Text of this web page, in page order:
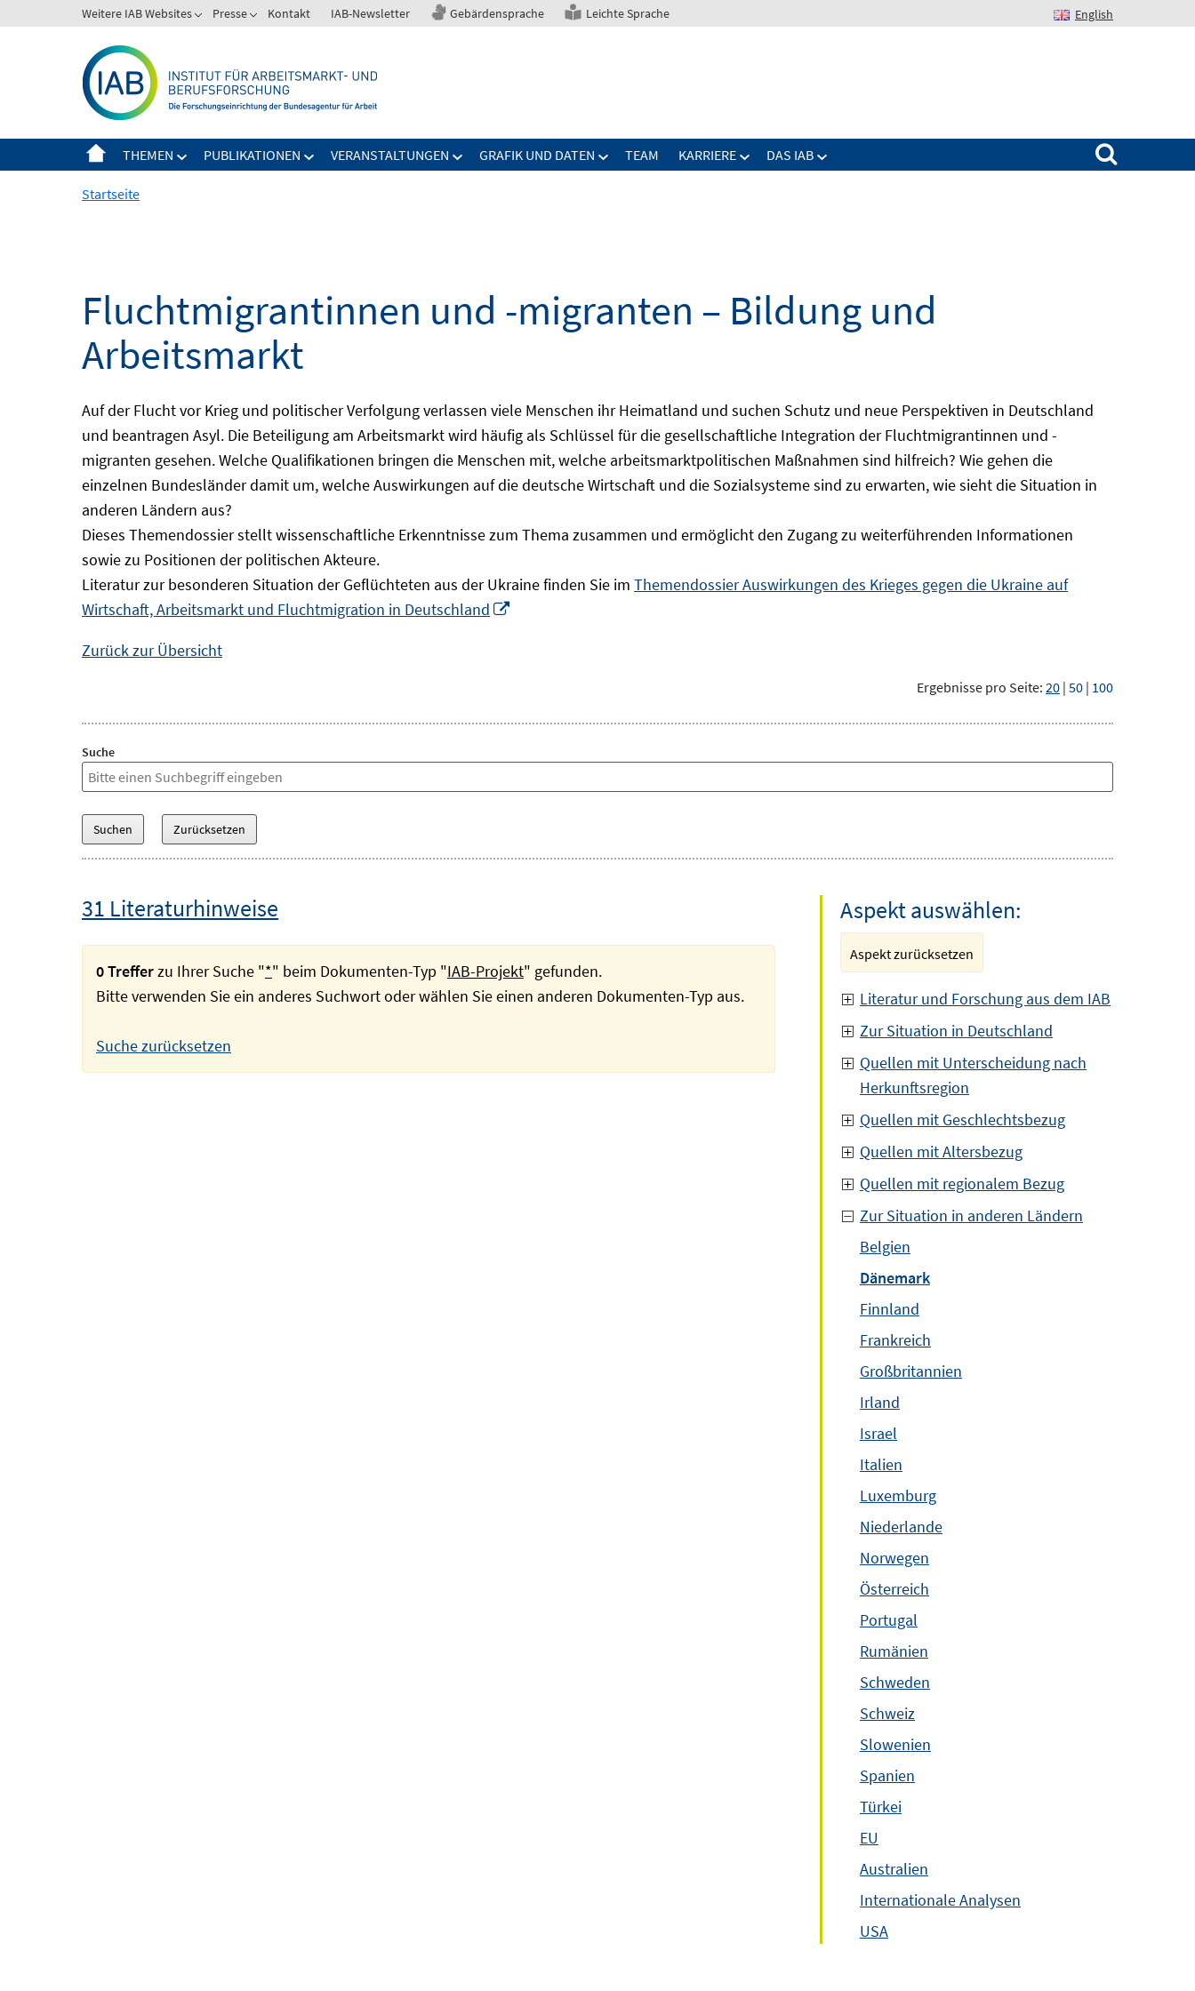
zum
Weitere IAB Websites Presse Kontakt IAB-Newsletter Gebärdensprache Leichte Sprache English
THEMEN PUBLIKATIONEN VERANSTALTUNGEN GRAFIK UND DATEN TEAM KARRIERE DAS IAB
Suchen nach:
Startseite
Fluchtmigrantinnen und -migranten – Bildung und
Arbeitsmarkt
Auf der Flucht vor Krieg und politischer Verfolgung verlassen viele Menschen ihr Heimatland und suchen Schutz und neue Perspektiven in Deutschland
und beantragen Asyl. Die Beteiligung am Arbeitsmarkt wird häufig als Schlüssel für die gesellschaftliche Integration der Fluchtmigrantinnen und -
migranten gesehen. Welche Qualifikationen bringen die Menschen mit, welche arbeitsmarktpolitischen Maßnahmen sind hilfreich? Wie gehen die
einzelnen Bundesländer damit um, welche Auswirkungen auf die deutsche Wirtschaft und die Sozialsysteme sind zu erwarten, wie sieht die Situation in
anderen Ländern aus?
Dieses Themendossier stellt wissenschaftliche Erkenntnisse zum Thema zusammen und ermöglicht den Zugang zu weiterführenden Informationen
sowie zu Positionen der politischen Akteure.
Literatur zur besonderen Situation der Geflüchteten aus der Ukraine finden Sie im Themendossier Auswirkungen des Krieges gegen die Ukraine auf
Wirtschaft, Arbeitsmarkt und Fluchtmigration in Deutschland
Zurück zur Übersicht
Ergebnisse pro Seite: 20 | 50 | 100
Suche
31 Literaturhinweise
0 Trefferzu Ihrer Suche "*" beim Dokumenten-Typ "IAB-Projekt" gefunden.
Bitte verwenden Sie ein anderes Suchwort oder wählen Sie einen anderen Dokumenten-Typ aus.
Suche zurücksetzen
Aspekt auswählen:
Aspekt zurücksetzen
Literatur und Forschung aus dem IAB
Zur Situation in Deutschland
Quellen mit Unterscheidung nach
Herkunftsregion
Quellen mit Geschlechtsbezug
Quellen mit Altersbezug
Quellen mit regionalem Bezug
Zur Situation in anderen Ländern
Belgien
Dänemark
Finnland
Frankreich
Großbritannien
Irland
Israel
Italien
Luxemburg
Niederlande
Norwegen
Österreich
Portugal
Rumänien
Schweden
Schweiz
Slowenien
Spanien
Türkei
EU
Australien
Internationale Analysen
USA